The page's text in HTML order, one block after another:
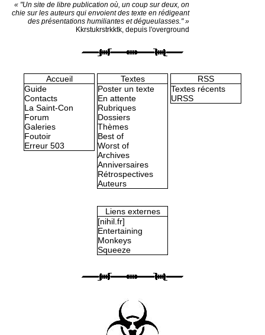
« "Un site de libre publication où, un coup sur deux, on
chie sur les auteurs qui envoient des texte en rédigeant
des présentations humiliantes et dégueulasses." »
Kkrstukrstrkktk, depuis l'overground
Accueil
Guide
Contacts
La Saint-Con
Forum
Galeries
Foutoir
Erreur 503
Textes
Poster un texte
En attente
Rubriques
Dossiers
Thèmes
Best of
Worst of
Archives
Anniversaires
Rétrospectives
Auteurs
RSS
Textes récents
URSS
Liens externes
[nihil.fr]
Entertaining
Monkeys
Squeeze